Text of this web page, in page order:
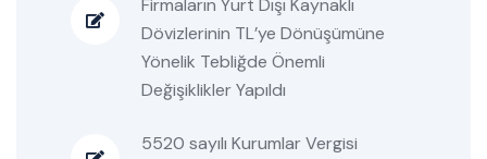
Firmaların Yurt Dışı Kaynaklı
Dövizlerinin TL’ye Dönüşümüne
Yönelik Tebliğde Önemli
Değişiklikler Yapıldı
5520 sayılı Kurumlar Vergisi